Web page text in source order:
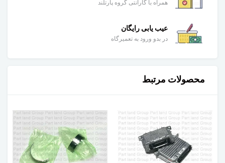
همراه با گارانتی گروه پارتلند
عیب یابی رایگان
در بدو ورود به تعمیرگاه
محصولات مرتبط